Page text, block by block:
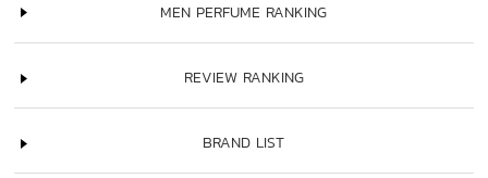
MEN PERFUME RANKING
REVIEW RANKING
BRAND LIST